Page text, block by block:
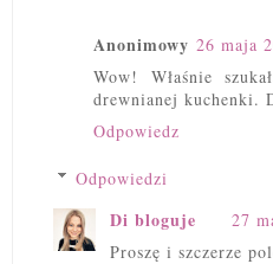
Anonimowy 26 maja
Wow! Właśnie
drewnianej kuchenki.
Odpowiedz
Odpowiedzi
Di bloguje
27
Proszę i szczerze